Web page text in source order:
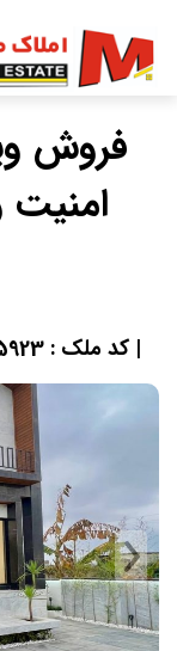
فروش
| کد ملک : 845923